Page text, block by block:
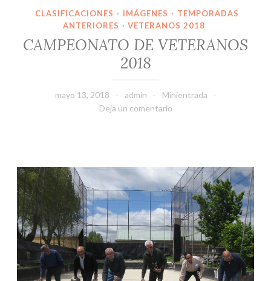
CLASIFICACIONES · IMÁGENES · TEMPORADAS
ANTERIORES · VETERANOS 2018
CAMPEONATO DE VETERANOS
2018
mayo 13, 2018 admin
Minientrada
Deja un comentario